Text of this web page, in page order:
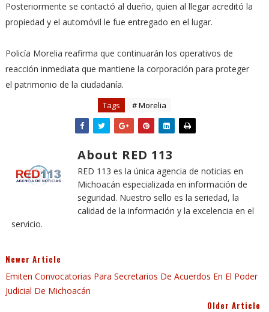
Posteriormente se contactó al dueño, quien al llegar acreditó la
propiedad y el automóvil le fue entregado en el lugar.
Policía Morelia reafirma que continuarán los operativos de
reacción inmediata que mantiene la corporación para proteger
el patrimonio de la ciudadanía.
Tags # Morelia
About RED 113
RED 113 es la única agencia de noticias en
Michoacán especializada en información de
seguridad. Nuestro sello es la seriedad, la
calidad de la información y la excelencia en el
servicio.
Newer Article
Emiten Convocatorias Para Secretarios De Acuerdos En El Poder
Judicial De Michoacán
Older Article